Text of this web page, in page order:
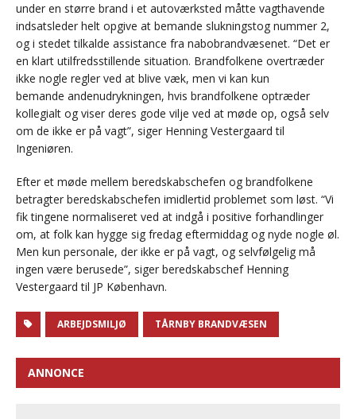
under en større brand i et autoværksted måtte vagthavende
indsatsleder helt opgive at bemande slukningstog nummer 2,
og i stedet tilkalde assistance fra nabobrandvæsenet. “Det er
en klart utilfredsstillende situation. Brandfolkene overtræder
ikke nogle regler ved at blive væk, men vi kan kun
bemande andenudrykningen, hvis brandfolkene optræder
kollegialt og viser deres gode vilje ved at møde op, også selv
om de ikke er på vagt”, siger Henning Vestergaard til
Ingeniøren.
Efter et møde mellem beredskabschefen og brandfolkene
betragter beredskabschefen imidlertid problemet som løst. “Vi
fik tingene normaliseret ved at indgå i positive forhandlinger
om, at folk kan hygge sig fredag eftermiddag og nyde nogle øl.
Men kun personale, der ikke er på vagt, og selvfølgelig må
ingen være berusede”, siger beredskabschef Henning
Vestergaard til JP København.
ARBEJDSMILJØ TÅRNBY BRANDVÆSEN
ANNONCE